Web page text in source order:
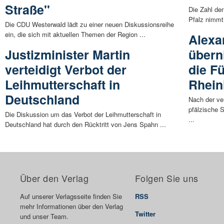
Straße"
Die CDU Westerwald lädt zu einer neuen Diskussionsreihe
ein, die sich mit aktuellen Themen der Region ...
Justizminister Martin
verteidigt Verbot der
Leihmutterschaft in
Deutschland
Die Diskussion um das Verbot der Leihmutterschaft in
Deutschland hat durch den Rücktritt von Jens Spahn ...
Die Zahl
Pfalz
die
Nach der
pfälzische
...
Über den Verlag
Auf unserer Verlagsseite finden Sie
mehr Informationen über den Verlag
und unser Team.
Folgen Sie uns
RSS
Twitter